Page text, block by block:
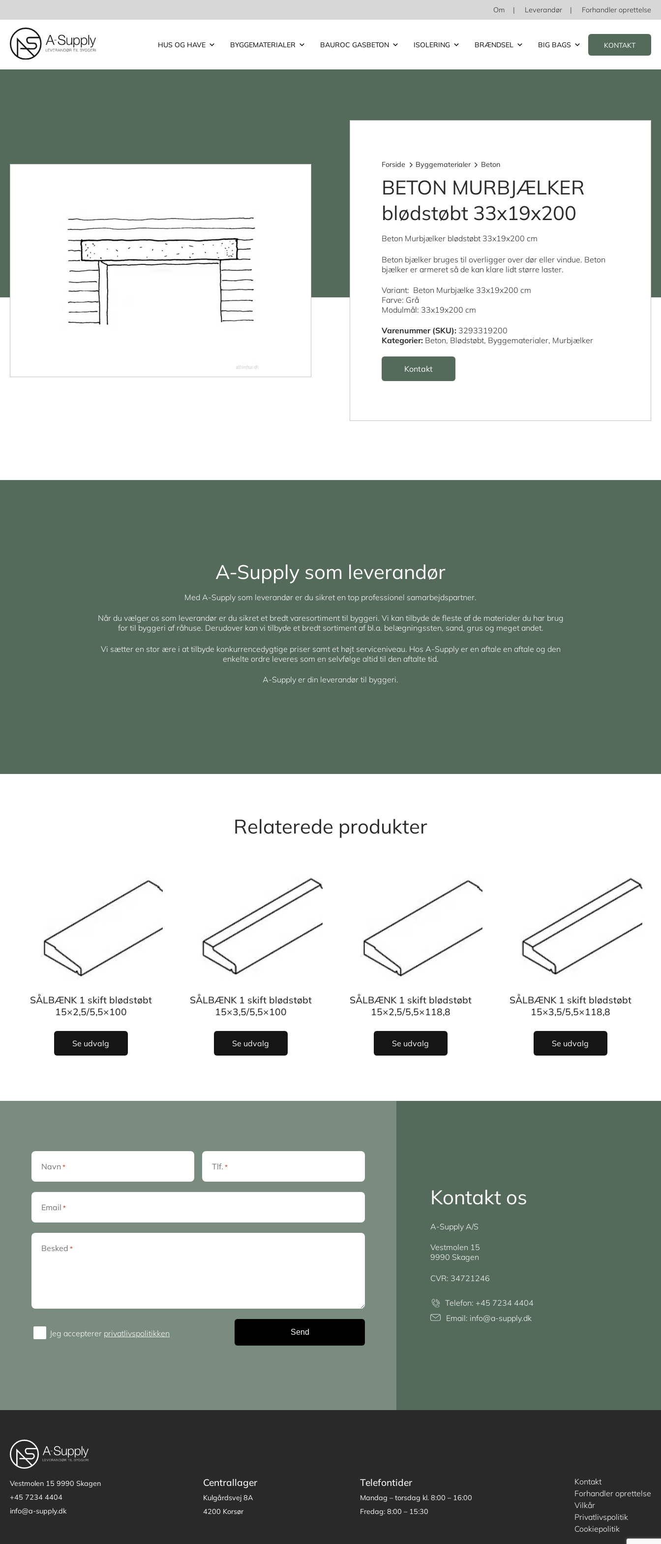
Om Leverandør Forhandler oprettelse
HUS OG HAVE BYGGEMATERIALER BAUROC GASBETON ISOLERING BRÆNDSEL BIG BAGS KONTAKT
Forside Byggematerialer Beton
BETON MURBJÆLKER
blødstøbt 33x19x200
Beton Murbjælker blødstøbt 33x19x200 cm
Beton bjælker bruges til overligger over dør eller vindue. Beton
bjælker er armeret så de kan klare lidt større laster.
Variant: Beton Murbjælke 33x19x200 cm
Farve: Grå
Modulmål: 33x19x200 cm
Varenummer (SKU): 3293319200
Kategorier: Beton, Blødstøbt, Byggematerialer, Murbjælker
Kontakt
A-Supply som leverandør
Med A-Supply som leverandør er du sikret en top professionel samarbejdspartner.
Når du vælger os som leverandør er du sikret et bredt varesortiment til byggeri. Vi kan tilbyde de fleste af de materialer du har brug
for til byggeri af råhuse. Derudover kan vi tilbyde et bredt sortiment af bl.a. belægningssten, sand, grus og meget andet.
Vi sætter en stor ære i at tilbyde konkurrencedygtige priser samt et højt serviceniveau. Hos A-Supply er en aftale en aftale og den
enkelte ordre leveres som en selvfølge altid til den aftalte tid.
A-Supply er din leverandør til byggeri.
Relaterede produkter
SÅLBÆNK 1 skift blødstøbt
15×2,5/5,5×100
Se udvalg
SÅLBÆNK 1 skift blødstøbt
15×3,5/5,5×100
Se udvalg
SÅLBÆNK 1 skift blødstøbt
15×2,5/5,5×118,8
Se udvalg
SÅLBÆNK 1 skift blødstøbt
15×3,5/5,5×118,8
Se udvalg
Navn * Tlf. *
Email *
Besked *
ConsentJeg accepterer privatlivspolitikken
Kontakt os
A-Supply A/S
Vestmolen 15
9990 Skagen
CVR: 34721246
Telefon: +45 7234 4404
Email: info@a-supply.dk
Vestmolen 15 9990 Skagen
+45 7234 4404
info@a-supply.dk
Centrallager
Kulgårdsvej 8A
4200 Korsør
Telefontider
Mandag – torsdag kl. 8:00 – 16:00
Fredag: 8:00 – 15:30
Kontakt
Forhandler oprettelse
Vilkår
Privatlivspolitik
Cookiepolitik